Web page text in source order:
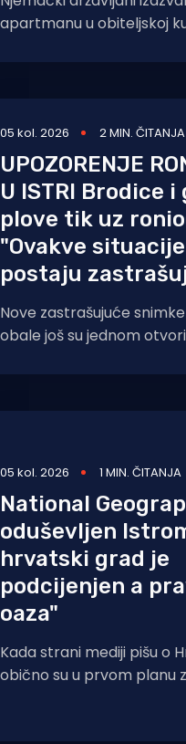
apartmanu u obiteljskoj
vatri je uništen
05 kol. 2026 2 MIN. ČITANJA
UPOZORENJE
U ISTRI Brodice
plove tik uz
"Ovakve situacije
postaju
Nove zastrašujuće
obale još su jednom
ljetnih mjeseci. Naime, duž
05 kol. 2026 1 MIN. ČITANJA
National
oduševljen
hrvatski grad je
podcijenjen a
oaza"
Kada strani mediji pišu o
obično su u prvom planu